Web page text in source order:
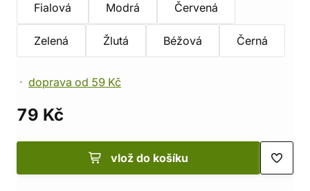
Fialová Modrá Červená
Zelená Žlutá Béžová Černá
doprava od 59 Kč
79 Kč
vlož do košíku